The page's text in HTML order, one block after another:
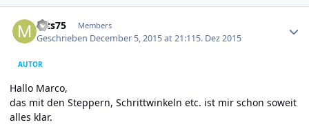
mts75 Members
Geschrieben December 5, 2015 at 21:115. Dez 2015
AUTOR
Hallo Marco,
das mit den Steppern, Schrittwinkeln etc. ist mir schon soweit
alles klar.